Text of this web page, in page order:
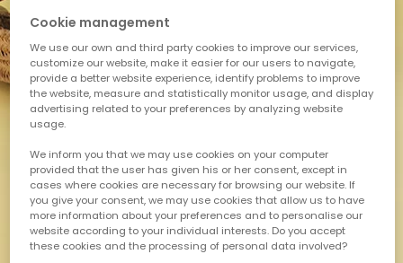
2 3 4 5
Cookie management
We use our own and third party cookies to improve our services,
customize our website, make it easier for our users to navigate,
provide a better website experience, identify problems to improve
the website, measure and statistically monitor usage, and display
advertising related to your preferences by analyzing website
usage.
We inform you that we may use cookies on your computer
provided that the user has given his or her consent, except in
cases where cookies are necessary for browsing our website. If
you give your consent, we may use cookies that allow us to have
more information about your preferences and to personalise our
website according to your individual interests. Do you accept
these cookies and the processing of personal data involved?